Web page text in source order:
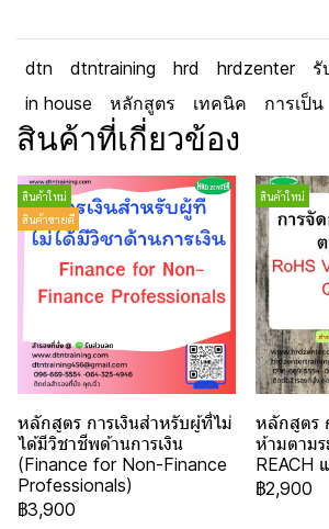
dtn dtntraining hrd hrdzenter
รั
in house
หลักสูตร เทคนิค การเป็น
สินค้าที่เกี่ยวข้อง
สินค้าใหม่
สินค้าขายดี
หลักสูตร การเงินสำหรับผู้ที่ไม่
ได้มีวิชาชีพด้านการเงิน
(Finance for Non-Finance
Professionals)
฿3,900
สินค้าใหม่
หลักสูตร
ห้ามตามร
REACH
฿2,900